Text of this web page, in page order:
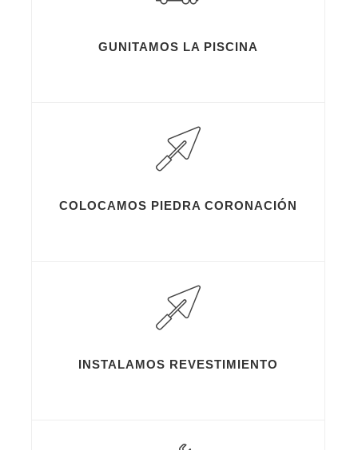
GUNITAMOS LA PISCINA
COLOCAMOS PIEDRA CORONACIÓN
INSTALAMOS REVESTIMIENTO